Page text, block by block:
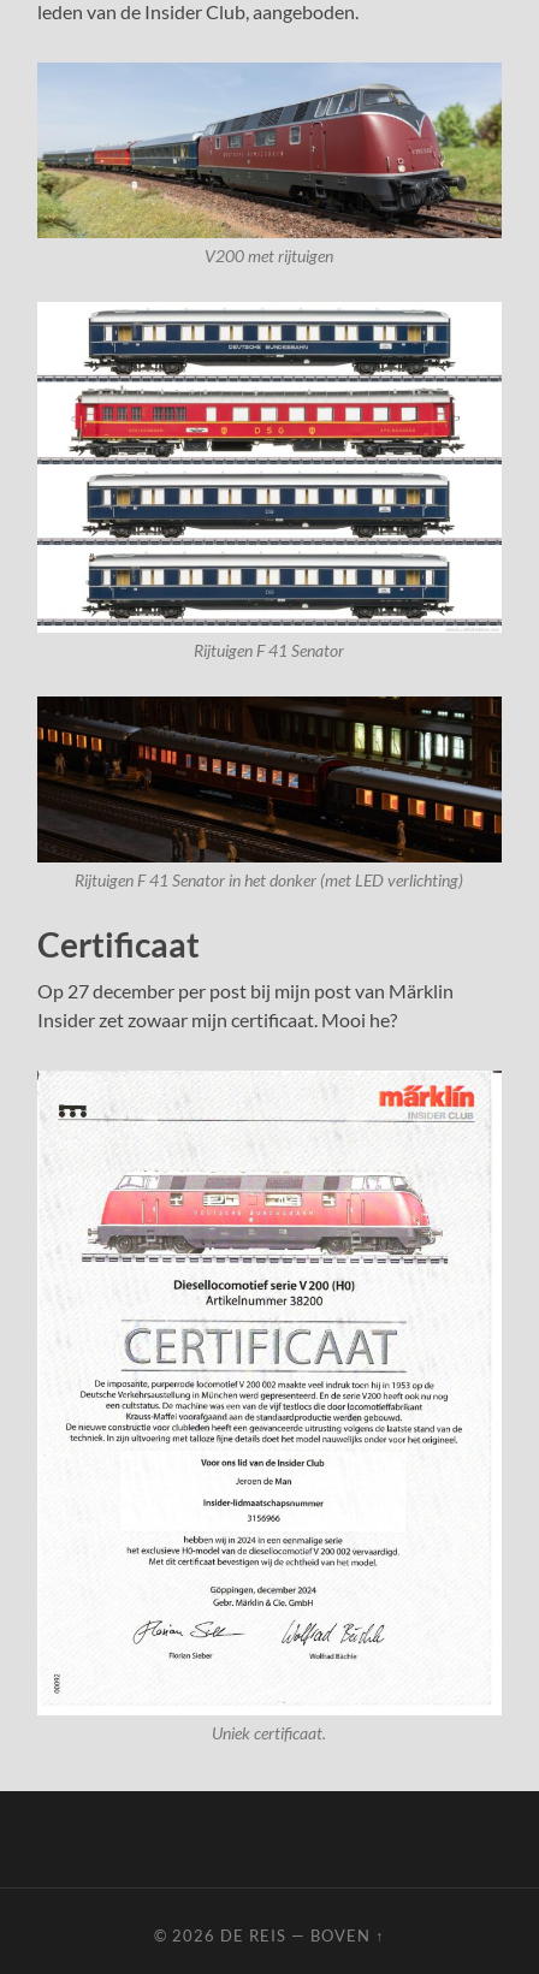
leden van de Insider Club, aangeboden.
V200 met rijtuigen
Rijtuigen F 41 Senator
Rijtuigen F 41 Senator in het donker (met LED verlichting)
Certificaat
Op 27 december per post bij mijn post van Märklin
Insider zet zowaar mijn certificaat. Mooi he?
Uniek certificaat.
© 2026 DE REIS — BOVEN ↑